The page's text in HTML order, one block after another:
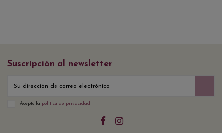
Suscripción al newsletter
Acepto la política de privacidad